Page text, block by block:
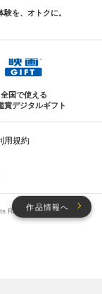
作品情報へ
験を、オトクに。
全国で使える
賞デジタルギフト
用規約
Reserved.